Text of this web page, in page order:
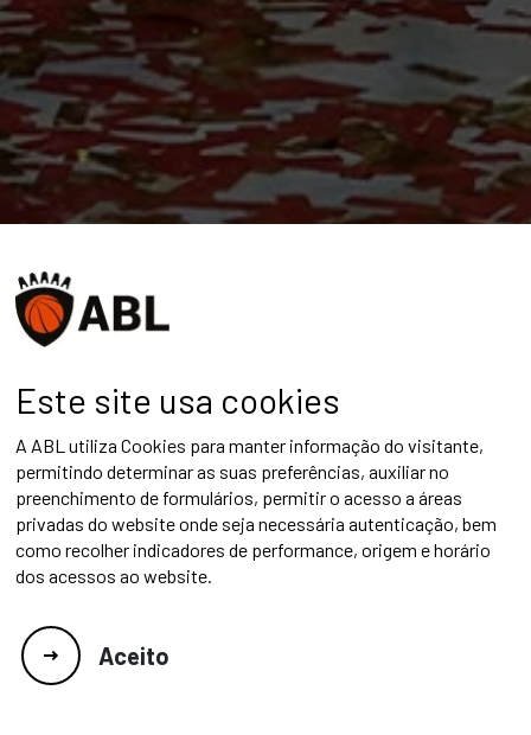
Este site usa cookies
A ABL utiliza Cookies para manter informação do visitante,
permitindo determinar as suas preferências, auxiliar no
preenchimento de formulários, permitir o acesso a áreas
privadas do website onde seja necessária autenticação, bem
como recolher indicadores de performance, origem e horário
dos acessos ao website.
Aceito